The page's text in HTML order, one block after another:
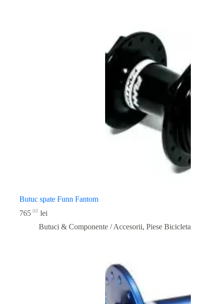
Butuc spate Funn Fantom
765 00 lei
Butuci & Componente / Accesorii, Piese Bicicleta